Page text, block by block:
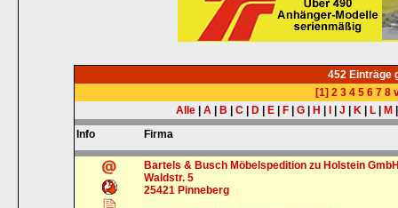
452 Einträge
[1] 2 3 4 5 6 7 8
Alle
A B C D E F G H J K L M
Info
Firma
Bartels & Busch Möbelspedition zu Holstein
Waldstr. 5
25421 Pinneberg